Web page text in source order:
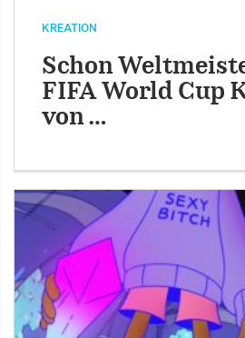
KREATION
Schon
FIFA World Cup
von …